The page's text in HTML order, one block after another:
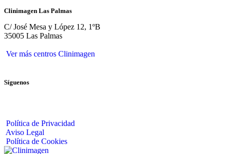
Clinimagen Las Palmas
C/ José Mesa y López 12, 1ºB
35005 Las Palmas
Ver más centros Clinimagen
Síguenos
Política de Privacidad
Aviso Legal
Política de Cookies